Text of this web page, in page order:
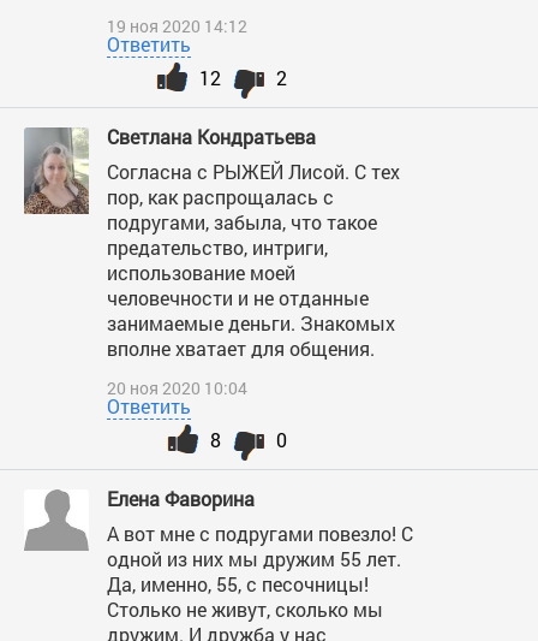
19 ноя 2020 14:12
Ответить
2
12
Светлана Кондратьева
Согласна с РЫЖЕЙ Лисой. С тех
пор, как распрощалась с
подругами, забыла, что такое
предательство, интриги,
использование моей
человечности и не отданные
занимаемые деньги. Знакомых
вполне хватает для общения.
20 ноя 2020 10:04
Ответить
0
8
Елена Фаворина
А вот мне с подругами повезло! С
одной из них мы дружим 55 лет.
Да, именно, 55, с песочницы!
Столько не живут, сколько мы
дружим. И дружба у нас